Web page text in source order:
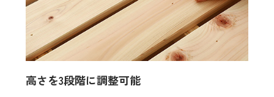
高さを3段階に調整可能